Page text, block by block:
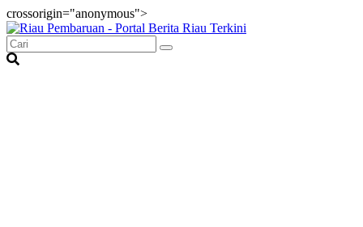
crossorigin="anonymous">